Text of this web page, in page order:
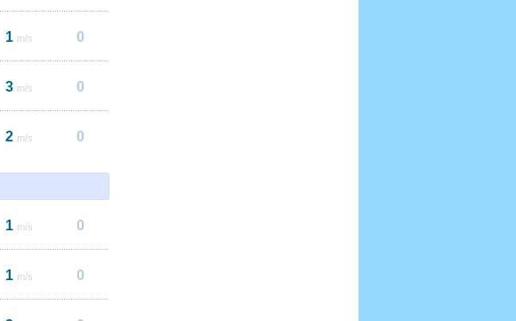
1 m/s 0
3 m/s 0
2 m/s 0
1 m/s 0
1 m/s 0